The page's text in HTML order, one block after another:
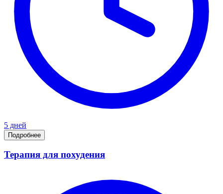
5 дней
Подробнее
Терапия для похудения